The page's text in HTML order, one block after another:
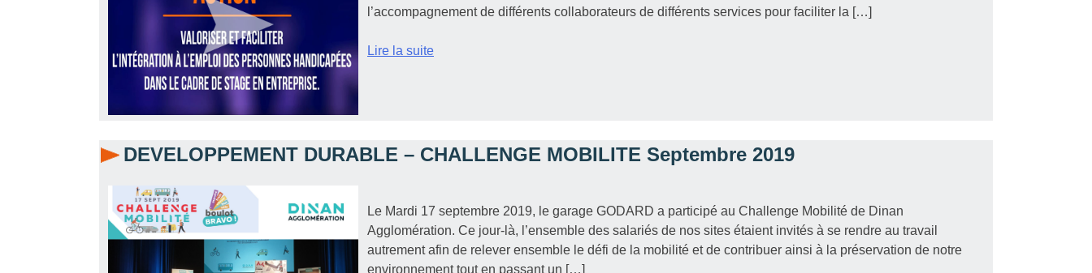
l’accompagnement de différents collaborateurs de différents services pour faciliter la […]
Lire la suite
DEVELOPPEMENT DURABLE – CHALLENGE MOBILITE Septembre 2019
Le Mardi 17 septembre 2019, le garage GODARD a participé au Challenge Mobilité de Dinan
Agglomération. Ce jour-là, l’ensemble des salariés de nos sites étaient invités à se rendre au travail
autrement afin de relever ensemble le défi de la mobilité et de contribuer ainsi à la préservation de notre
environnement tout en passant un […]